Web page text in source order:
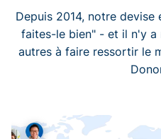
Depuis 2014, notre
faites-le bien" - et il n'y a
autres à faire ressortir le